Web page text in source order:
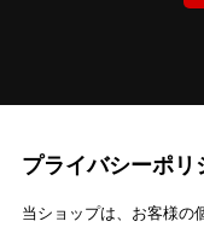
プライバシーポリ
当ショップは、お客様の